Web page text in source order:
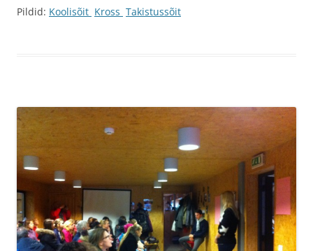
Pildid: Koolisõit Kross Takistussõit